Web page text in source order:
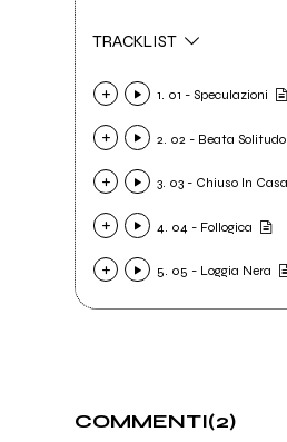
TRACKLIST
1. 01 - Speculazioni
2. 02 - Beata Solitudo
3. 03 - Chiuso In Casa
4. 04 - Follogica
5. 05 - Loggia Nera
COMMENTI(2)